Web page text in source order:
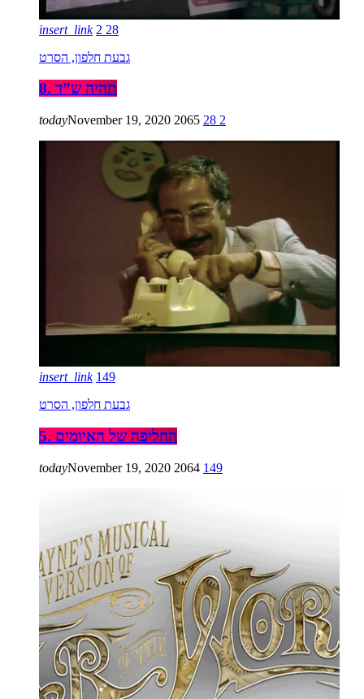
insert_link 2 28
גבעת חלפון, הסרט
8. תהיה ש”ד
todayNovember 19, 2020 2065 28 2
insert_link 149
גבעת חלפון, הסרט
5. החליפה של האיומים
todayNovember 19, 2020 2064 149